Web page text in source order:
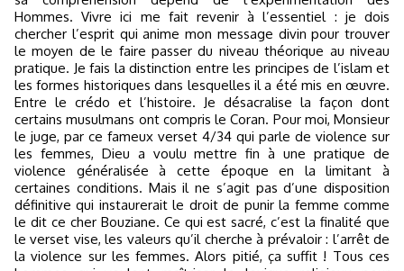
Hommes. Vivre ici me fait revenir à l’essentiel : je dois
chercher l’esprit qui anime mon message divin pour trouver
le moyen de le faire passer du niveau théorique au niveau
pratique. Je fais la distinction entre les principes de l’islam et
les formes historiques dans lesquelles il a été mis en œuvre.
Entre le crédo et l’histoire. Je désacralise la façon dont
certains musulmans ont compris le Coran. Pour moi, Monsieur
le juge, par ce fameux verset 4/34 qui parle de violence sur
les femmes, Dieu a voulu mettre fin à une pratique de
violence généralisée à cette époque en la limitant à
certaines conditions. Mais il ne s’agit pas d’une disposition
définitive qui instaurerait le droit de punir la femme comme
le dit ce cher Bouziane. Ce qui est sacré, c’est la finalité que
le verset vise, les valeurs qu’il cherche à prévaloir : l’arrêt de
la violence sur les femmes. Alors pitié, ça suffit ! Tous ces